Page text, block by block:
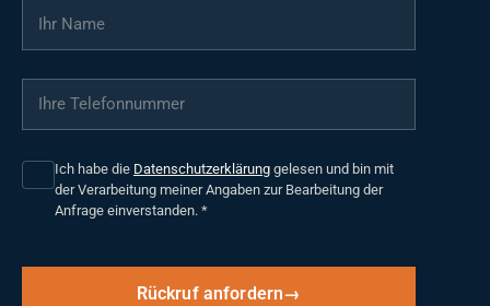
Ihr Name
Ihre Telefonnummer
Ich habe die Datenschutzerklärung gelesen und bin mit
der Verarbeitung meiner Angaben zur Bearbeitung der
Anfrage einverstanden. *
Rückruf anfordern